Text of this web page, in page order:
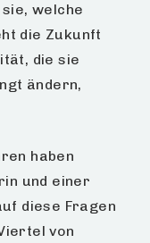
welche
die Zukunft
die sie
ändern,
haben
und einer
diese Fragen
von